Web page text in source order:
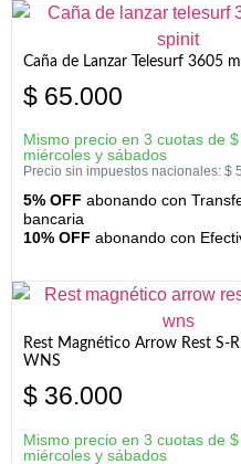
Caña de Lanzar Telesurf 3605
$ 65.000
Mismo precio en 3 cuotas de $
miércoles y sábados
Precio sin impuestos nacionales: $
5% OFF abonando con
bancaria
10% OFF abonando con
Rest Magnético Arrow Rest S-
WNS
$ 36.000
Mismo precio en 3 cuotas de $
miércoles y sábados